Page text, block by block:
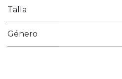
Talla
Género